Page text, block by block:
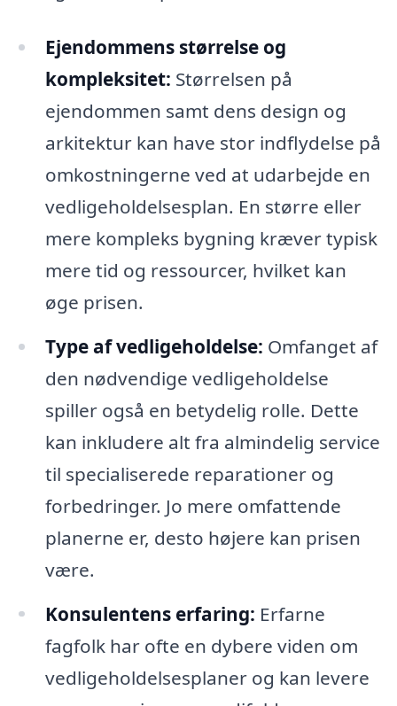
Ejendommens størrelse og
kompleksitet: Størrelsen på
ejendommen samt dens design og
arkitektur kan have stor indflydelse på
omkostningerne ved at udarbejde en
vedligeholdelsesplan. En større eller
mere kompleks bygning kræver typisk
mere tid og ressourcer, hvilket kan
øge prisen.
Type af vedligeholdelse: Omfanget af
den nødvendige vedligeholdelse
spiller også en betydelig rolle. Dette
kan inkludere alt fra almindelig service
til specialiserede reparationer og
forbedringer. Jo mere omfattende
planerne er, desto højere kan prisen
være.
Konsulentens erfaring: Erfarne
fagfolk har ofte en dybere viden om
vedligeholdelsesplaner og kan levere